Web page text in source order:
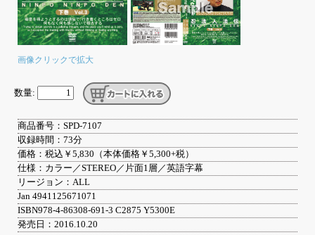
画像クリックで拡大
数量:
商品番号：SPD-7107
収録時間：73分
価格：税込￥5,830（本体価格￥5,300+税）
仕様：カラー／STEREO／片面1層／英語字幕
リージョン：ALL
Jan 4941125671071
ISBN978-4-86308-691-3 C2875 Y5300E
発売日：2016.10.20